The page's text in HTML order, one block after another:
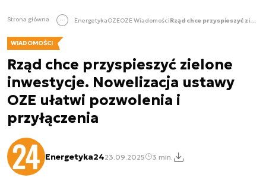
Strona główna EnergetykaOZEOZE Wiadomości Rząd chce przyspieszyć zielone inwestycje. Nowelizacja ustawy OZE ułatwi pozwolenia i przyłączenia
WIADOMOŚCI
Rząd chce przyspieszyć zielone
inwestycje. Nowelizacja ustawy
OZE ułatwi pozwolenia i
przyłączenia
Energetyka2423.09.2025 3 min.